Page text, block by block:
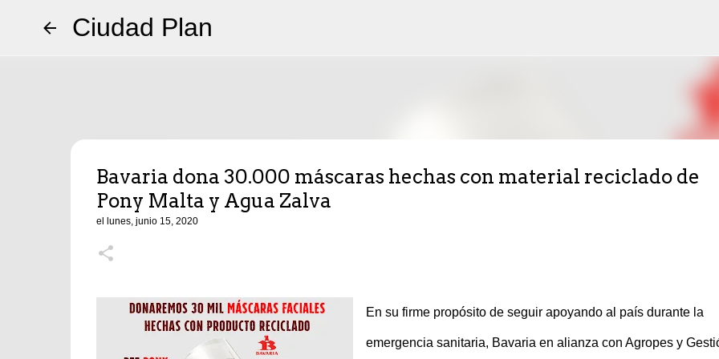
Ciudad Plan
Bavaria dona 30.000 máscaras hechas con material reciclado de
Pony Malta y Agua Zalva
el lunes, junio 15, 2020
En su firme propósito de seguir apoyando al país durante la
emergencia sanitaria, Bavaria en alianza con Agropes y